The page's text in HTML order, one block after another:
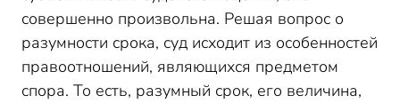
совершенно произвольна. Решая вопрос о
разумности срока, суд исходит из особенностей
правоотношений, являющихся предметом
спора. То есть, разумный срок, его величина,